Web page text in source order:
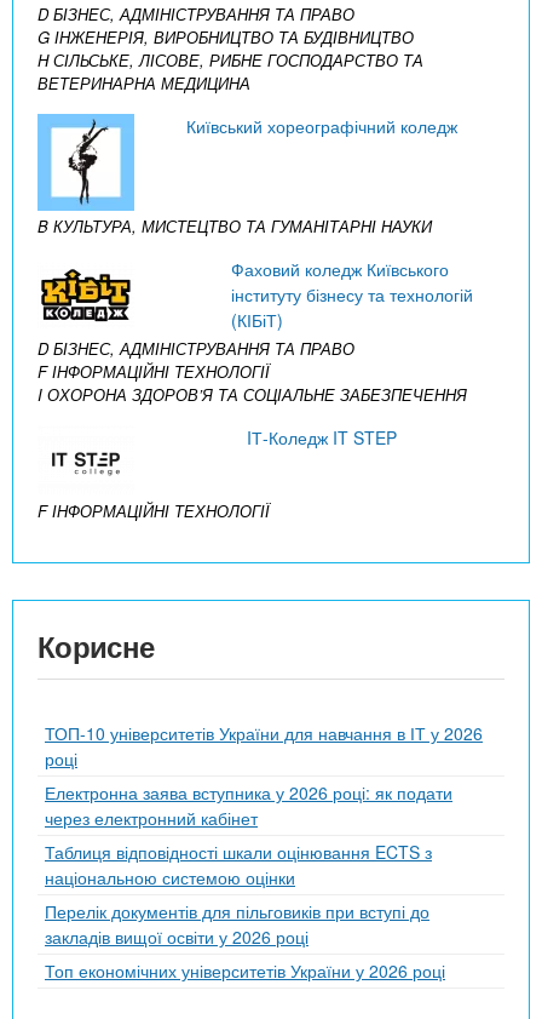
D БІЗНЕС, АДМІНІСТРУВАННЯ ТА ПРАВО
G ІНЖЕНЕРІЯ, ВИРОБНИЦТВО ТА БУДІВНИЦТВО
H СІЛЬСЬКЕ, ЛІСОВЕ, РИБНЕ ГОСПОДАРСТВО ТА
ВЕТЕРИНАРНА МЕДИЦИНА
Київський хореографічний коледж
B КУЛЬТУРА, МИСТЕЦТВО ТА ГУМАНІТАРНІ НАУКИ
Фаховий коледж Київського
інституту бізнесу та технологій
(КІБіТ)
D БІЗНЕС, АДМІНІСТРУВАННЯ ТА ПРАВО
F ІНФОРМАЦІЙНІ ТЕХНОЛОГІЇ
I ОХОРОНА ЗДОРОВ’Я ТА СОЦІАЛЬНЕ ЗАБЕЗПЕЧЕННЯ
IТ-Коледж IT STEP
F ІНФОРМАЦІЙНІ ТЕХНОЛОГІЇ
Корисне
ТОП-10 університетів України для навчання в ІТ у 2026
році
Електронна заява вступника у 2026 році: як подати
через електронний кабінет
Таблиця відповідності шкали оцінювання ECTS з
національною системою оцінки
Перелік документів для пільговиків при вступі до
закладів вищої освіти у 2026 році
Топ економічних університетів України у 2026 році